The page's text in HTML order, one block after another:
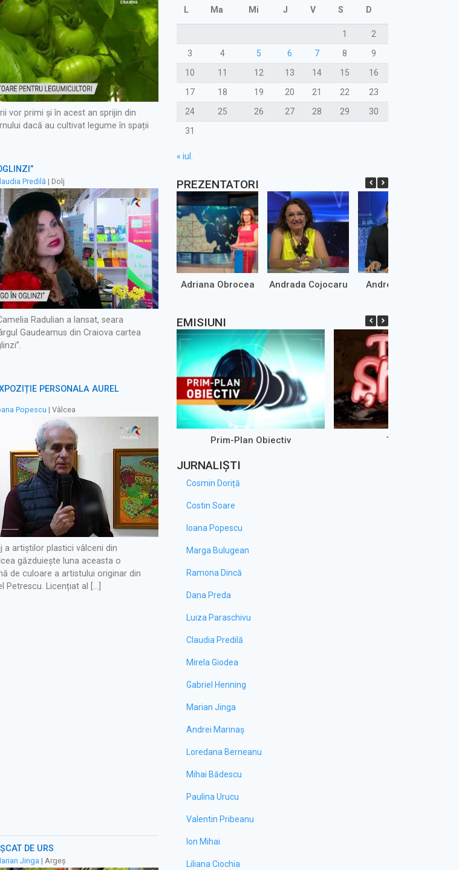
vor primi și în acest an sprijin din
dacă au cultivat legume în spații
Predilă | Dolj
Radulian a lansat, seara
Gaudeamus din Craiova cartea
PERSONALĂ AUREL
Popescu | Vâlcea
a artiștilor plastici vâlceni din
găzduiește luna aceasta o
de culoare a artistului originar din
Petrescu. Licențiat al […]
DE URS
Jinga | Argeș
L Ma Mi J V S D
1
2
3
4 5 6 7 8
9
10
11 12 13 14 15
16
17
18 19 20 21 22
23
24
25 26 27 28 29
30
31
« iul.
PREZENTATORI
Adriana Obrocea Andrada Cojocaru Andrei Marinaș
EMISIUNI
Prim-Plan Obiectiv Țăst Show
JURNALIȘTI
Cosmin Doriță
Costin Soare
Ioana Popescu
Marga Bulugean
Ramona Dincă
Dana Preda
Luiza Paraschivu
Claudia Predilă
Mirela Giodea
Gabriel Henning
Marian Jinga
Andrei Marinaș
Loredana Berneanu
Mihai Bădescu
Paulina Urucu
Valentin Pribeanu
Ion Mihai
Liliana Ciochia